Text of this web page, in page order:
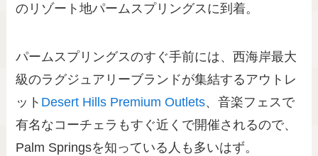
のリゾート地パームスプリングスに到着。
パームスプリングスのすぐ手前には、西海岸最大
級のラグジュアリーブランドが集結するアウトレ
ット Desert Hills Premium Outlets、音楽フェスで
有名なコーチェラもすぐ近くで開催されるので、
Palm Springsを知っている人も多いはず。